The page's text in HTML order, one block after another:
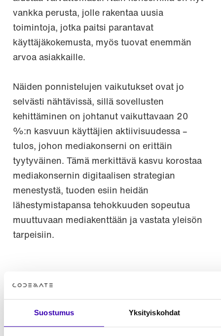
Suostumus Yksityiskohdat
vankka perusta, jolle rakentaa uusia
toimintoja, jotka paitsi parantavat
käyttäjäkokemusta, myös tuovat enemmän
arvoa asiakkaille.
Näiden ponnistelujen vaikutukset ovat jo
selvästi nähtävissä, sillä sovellusten
kehittäminen on johtanut vaikuttavaan 20
%:n kasvuun käyttäjien aktiivisuudessa –
tulos, johon mediakonserni on erittäin
tyytyväinen. Tämä merkittävä kasvu korostaa
mediakonsernin digitaalisen strategian
menestystä, tuoden esiin heidän
lähestymistapansa tehokkuuden sopeutua
muuttuvaan mediakenttään ja vastata yleisön
tarpeisiin.